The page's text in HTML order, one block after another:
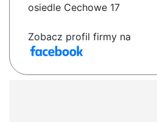
osiedle Cechowe 17
Zobacz profil firmy na